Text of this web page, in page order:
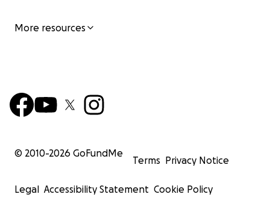
More resources
© 2010-2026 GoFundMe
Terms Privacy Notice
Legal Accessibility Statement Cookie Policy